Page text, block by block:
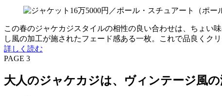
この春のジャケカジスタイルの相性の良い合わせは、ちょい
し風の加工が施されたフェード感ある一枚。これで品良くク
詳しく読む
PAGE 3
大人のジャケカジは、ヴィンテージ風